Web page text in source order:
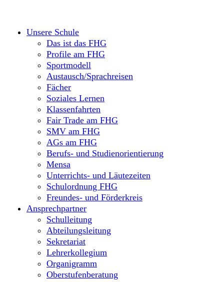
Unsere Schule
Das ist das FHG
Profile am FHG
Sportmodell
Austausch/Sprachreisen
Fächer
Soziales Lernen
Klassenfahrten
Fair Trade am FHG
SMV am FHG
AGs am FHG
Berufs- und Studienorientierung
Mensa
Unterrichts- und Läutezeiten
Schulordnung FHG
Freundes- und Förderkreis
Ansprechpartner
Schulleitung
Abteilungsleitung
Sekretariat
Lehrerkollegium
Organigramm
Oberstufenberatung